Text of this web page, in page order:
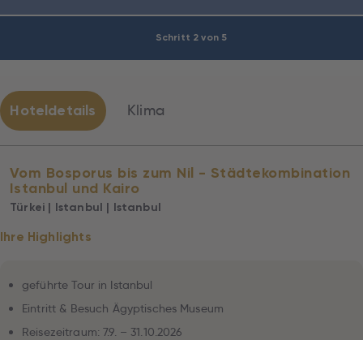
Schritt 2 von 5
Hoteldetails Klima
Vom Bosporus bis zum Nil - Städtekombination
Istanbul und Kairo
Türkei | Istanbul | Istanbul
Ihre Highlights
geführte Tour in Istanbul
Eintritt & Besuch Ägyptisches Museum
Reisezeitraum: 7.9. – 31.10.2026